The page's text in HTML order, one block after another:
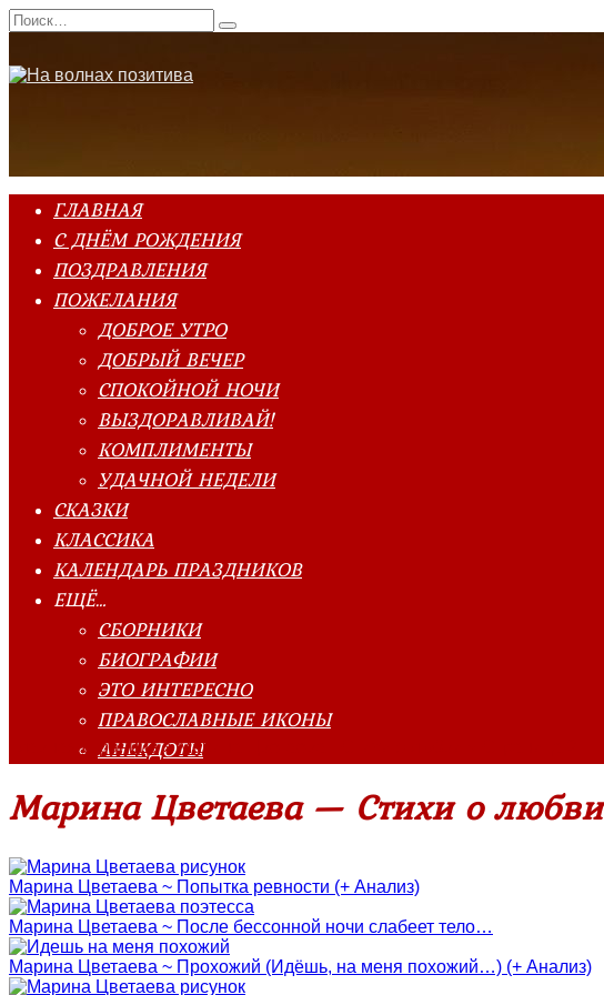
Перейти
к
Search
for:
ГЛАВНАЯ
С ДНЁМ РОЖДЕНИЯ
ПОЗДРАВЛЕНИЯ
ПОЖЕЛАНИЯ
ДОБРОЕ УТРО
ДОБРЫЙ ВЕЧЕР
СПОКОЙНОЙ НОЧИ
ВЫЗДОРАВЛИВАЙ!
КОМПЛИМЕНТЫ
УДАЧНОЙ НЕДЕЛИ
СКАЗКИ
КЛАССИКА
КАЛЕНДАРЬ ПРАЗДНИКОВ
ЕЩЁ…
СБОРНИКИ
БИОГРАФИИ
ЭТО ИНТЕРЕСНО
ПРАВОСЛАВНЫЕ ИКОНЫ
АНЕКДОТЫ
Главная страница»Марина Цветаева - Стихи о любви
Марина Цветаева — Стихи о любви
Марина Цветаева ~ Попытка ревности (+ Анализ)
Марина Цветаева ~ После бессонной ночи слабеет тело…
Марина Цветаева ~ Прохожий (Идёшь, на меня похожий…) (+ Анализ)